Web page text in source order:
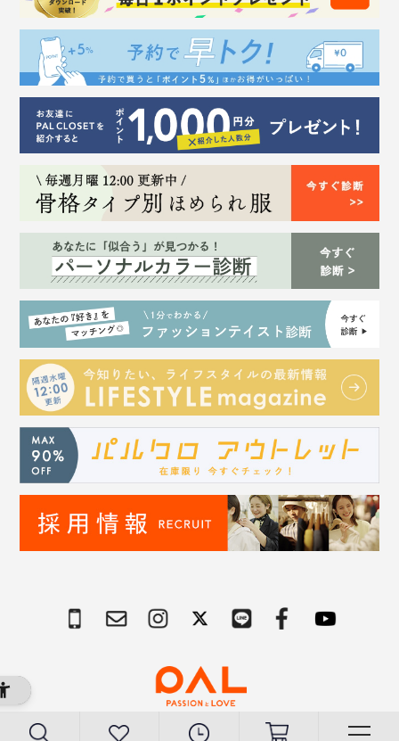
Copyright © PAL Co.,ltd. All Rights Reserved.